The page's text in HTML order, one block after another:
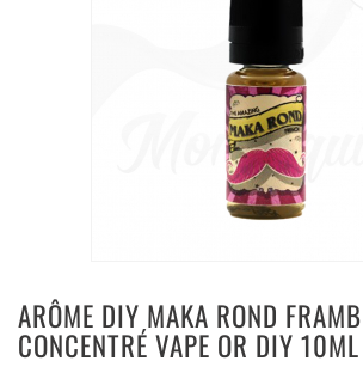
ARÔME DIY MAKA ROND
CONCENTRÉ VAPE OR DIY 10ML